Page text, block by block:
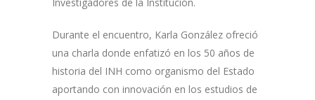
Investigadores de la Institución.
Durante el encuentro, Karla González ofreció
una charla donde enfatizó en los 50 años de
historia del INH como organismo del Estado
aportando con innovación en los estudios de